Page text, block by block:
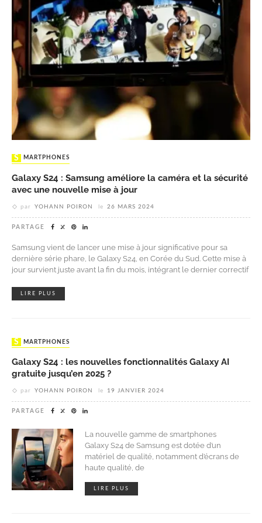
SMARTPHONES
Galaxy S24 : Samsung améliore la caméra et la sécurité
avec une nouvelle mise à jour
par YOHANN POIRON le 26 MARS 2024
PARTAGE
Samsung vient de lancer une mise à jour significative pour sa
dernière série phare, le Galaxy S24, en Corée du Sud. Cette mise à
jour survient juste avant la fin du mois, intégrant le dernier correctif
LIRE PLUS
SMARTPHONES
Galaxy S24 : les nouvelles fonctionnalités Galaxy AI
gratuite jusqu’en 2025 ?
par YOHANN POIRON le 19 JANVIER 2024
PARTAGE
La nouvelle gamme de smartphones
Galaxy S24 de Samsung est dotée d’un
matériel de qualité, notamment d’écrans de
haute qualité, de
LIRE PLUS